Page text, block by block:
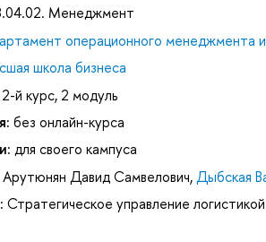
Менеджмент
операционного менеджмента и
школа бизнеса
2-й курс, 2 модуль
без онлайн-курса
для своего кампуса
Арутюнян Давид Самвелович,Дыбская
Стратегическое управление